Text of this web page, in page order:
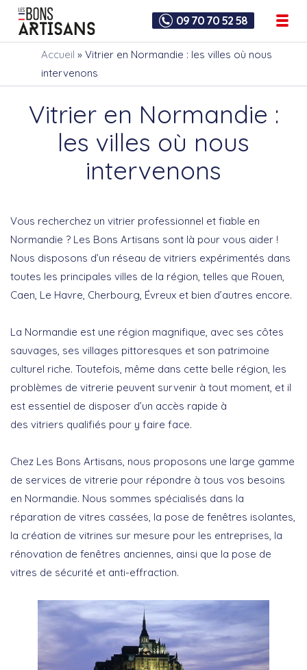
09 70 70 52 58
Accueil » Vitrier en Normandie : les villes où nous
intervenons
Vitrier en Normandie :
les villes où nous
intervenons
Vous recherchez un vitrier professionnel et fiable en
Normandie ? Les Bons Artisans sont là pour vous aider !
Nous disposons d’un réseau de vitriers expérimentés dans
toutes les principales villes de la région, telles que Rouen,
Caen, Le Havre, Cherbourg, Évreux et bien d’autres encore.
La Normandie est une région magnifique, avec ses côtes
sauvages, ses villages pittoresques et son patrimoine
culturel riche. Toutefois, même dans cette belle région, les
problèmes de vitrerie peuvent survenir à tout moment, et il
est essentiel de disposer d’un accès rapide à
des vitriers qualifiés pour y faire face.
Chez Les Bons Artisans, nous proposons une large gamme
de services de vitrerie pour répondre à tous vos besoins
en Normandie. Nous sommes spécialisés dans la
réparation de vitres cassées, la pose de fenêtres isolantes,
la création de vitrines sur mesure pour les entreprises, la
rénovation de fenêtres anciennes, ainsi que la pose de
vitres de sécurité et anti-effraction.